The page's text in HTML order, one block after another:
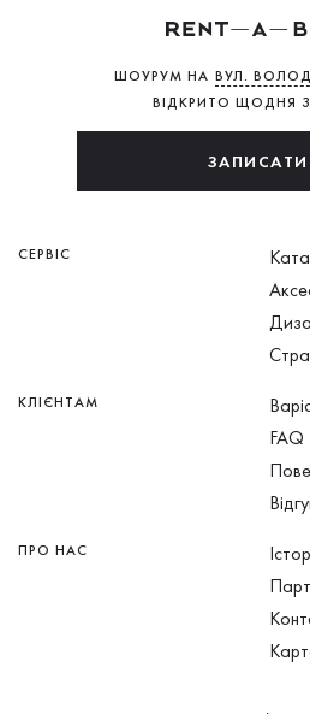
ШОУРУМ НА ВУЛ.
ВІДКРИТО ЩОДНЯ З
СЕРВІС
КЛІЄНТАМ
FAQ
ПРО НАС